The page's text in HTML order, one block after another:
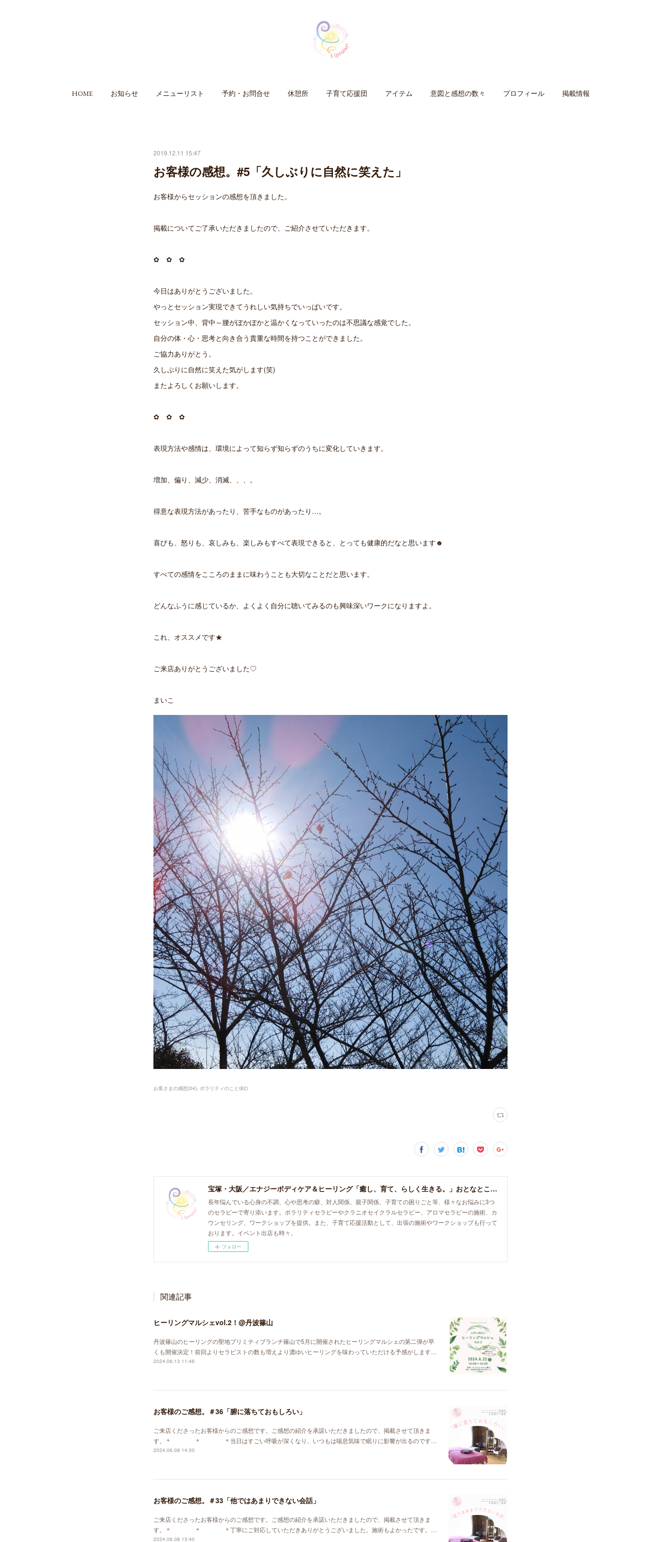
HOME お知らせ メニューリスト 予約・お問合せ 休憩所 子育て応援団 アイテム 意図と感想の数々 プロフィール 掲載情報
2019.12.11 15:47
お客様の感想。#5「久しぶりに自然に笑えた」
お客様からセッションの感想を頂きました。
掲載についてご了承いただきましたので、ご紹介させていただきます。
✿ ✿ ✿
今日はありがとうございました。
やっとセッション実現できてうれしい気持ちでいっぱいです。
セッション中、背中～腰がぽかぽかと温かくなっていったのは不思議な感覚でした。
自分の体・心・思考と向き合う貴重な時間を持つことができました。
ご協力ありがとう。
久しぶりに自然に笑えた気がします(笑)
またよろしくお願いします。
✿ ✿ ✿
表現方法や感情は、環境によって知らず知らずのうちに変化していきます。
増加、偏り、減少、消滅、、、。
得意な表現方法があったり、苦手なものがあったり…。
喜びも、怒りも、哀しみも、楽しみもすべて表現できると、とっても健康的だなと思います☻
すべての感情をこころのままに味わうことも大切なことだと思います。
どんなふうに感じているか、よくよく自分に聴いてみるのも興味深いワークになりますよ。
これ、オススメです★
ご来店ありがとうございました♡
まいこ
お客さまの感想(34) ポラリティのこと(82)
宝塚・大阪／エナジーボディケア＆ヒーリング「癒し、育て、らしく生きる。」おとなとこどものセラピースペース。
長年悩んでいる心身の不調、心や思考の癖、対人関係、親子関係、子育ての困りごと等、様々なお悩みに3つ
のセラピーで寄り添います。ポラリティセラピーやクラニオセイクラルセラピー、アロマセラピーの施術、カ
ウンセリング、ワークショップを提供。また、子育て応援活動として、出張の施術やワークショップも行って
おります。イベント出店も時々。
フォロー
関連記事
ヒーリングマルシェvol.2！@丹波篠山
丹波篠山のヒーリングの聖地プリミティブランチ篠山で5月に開催されたヒーリングマルシェの第二弾が早
くも開催決定！前回よりセラピストの数も増えより濃ゆいヒーリングを味わっていただける予感がします…
2024.06.13 11:46
お客様のご感想。＃36「腑に落ちておもしろい」
ご来店くださったお客様からのご感想です。ご感想の紹介を承諾いただきましたので、掲載させて頂きま
す。＊ ＊ ＊当日はすごい呼吸が深くなり、いつもは喘息気味で眠りに影響が出るのです…
2024.06.08 14:30
お客様のご感想。＃33「他ではあまりできない会話」
ご来店くださったお客様からのご感想です。ご感想の紹介を承諾いただきましたので、掲載させて頂きま
す。＊ ＊ ＊丁寧にご対応していただきありがとうございました。施術もよかったです。…
2024.06.08 13:40